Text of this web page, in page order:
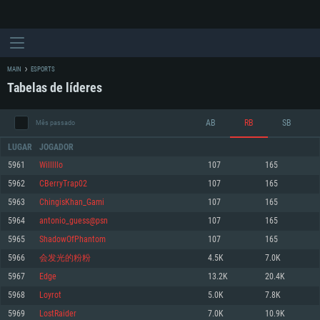
REQUERIMENTOS DE SISTEMA
Mínimo
Sistema Operativo: Windows 10 (64 bit)
Processador: Dual-Core 2.2 GHz
Mínimo
Sistema Operativo: Mac OS Big Sur 11.0 ou versão mais recente
Processador: Core i5 2.2GHz mínimo (Intel Xeon não suportado)
Mínimo
Sistema Operativo: Distribuições mais modernas do Linux de 64bit
Processador: Dual-Core 2.4 GHz
MAIN ESPORTS
Tabelas de líderes
Mês passado AB RB SB
LUGAR JOGADOR
5961 Willlllo 107 165
5962 CBerryTrap02 107 165
5963 ChingisKhan_Gami 107 165
5964 antonio_guess@psn 107 165
5965 ShadowOfPhantom 107 165
5966 会发光的粉粉 4.5K 7.0K
5967 Еdge 13.2K 20.4K
5968 Loyrot 5.0K 7.8K
5969 LostRaider 7.0K 10.9K